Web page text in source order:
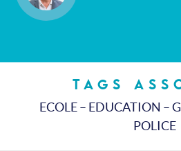
tags
ECOLE– EDUCATION –
POLICE